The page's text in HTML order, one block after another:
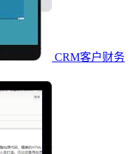
CRM客户财务